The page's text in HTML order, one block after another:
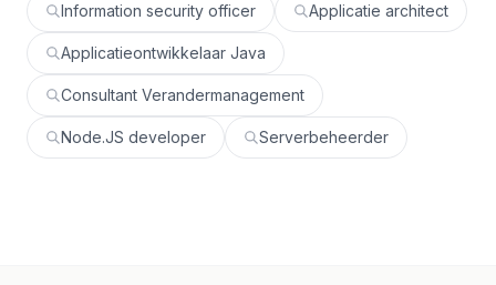
Information security officer Applicatie architect
Applicatieontwikkelaar Java
Consultant Verandermanagement
Node.JS developer Serverbeheerder